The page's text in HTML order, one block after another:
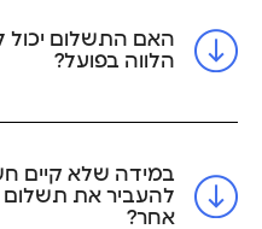
האם התשלום יכול
הלווה בפועל?
במידה שלא קיים
להעביר את תשלום
אחר?